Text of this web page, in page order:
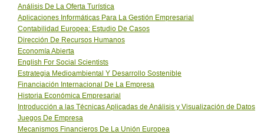
Análisis De La Oferta Turística
Aplicaciones Informáticas Para La Gestión Empresarial
Contabilidad Europea: Estudio De Casos
Dirección De Recursos Humanos
Economía Abierta
English For Social Scientists
Estrategia Medioambiental Y Desarrollo Sostenible
Financiación Internacional De La Empresa
Historia Económica Empresarial
Introducción a las Técnicas Aplicadas de Análisis y Visualización de Datos
Juegos De Empresa
Mecanismos Financieros De La Unión Europea